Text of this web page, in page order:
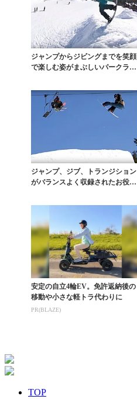
ジャンプからジビングまでを笑顔
で楽しむ姿がまぶしいパークライ
ジャンプ、ジブ、トランジション
がバランスよく収録されたお役立
安定の自立4輪EV。免許返納後の
移動や小さな軽トラ代わりに
PR(BLAZE)
TOP